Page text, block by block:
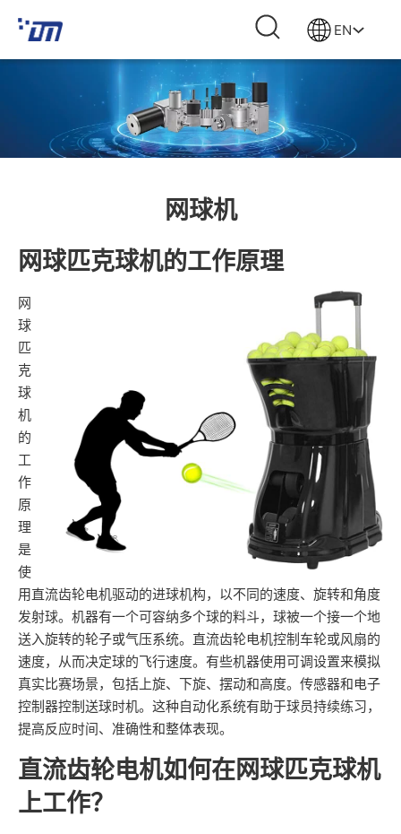
EN
网球机
网球匹克球机的工作原理
网
球
匹
克
球
机
的
工
作
原
理
是
使
用直流齿轮电机驱动的进球机构，以不同的速度、旋转和角度
发射球。机器有一个可容纳多个球的料斗，球被一个接一个地
送入旋转的轮子或气压系统。直流齿轮电机控制车轮或风扇的
速度，从而决定球的飞行速度。有些机器使用可调设置来模拟
真实比赛场景，包括上旋、下旋、摆动和高度。传感器和电子
控制器控制送球时机。这种自动化系统有助于球员持续练习，
提高反应时间、准确性和整体表现。
直流齿轮电机如何在网球匹克球机
上工作？